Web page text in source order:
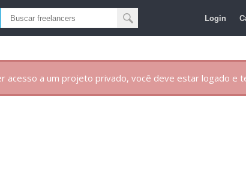
Login
acesso a um projeto privado, você deve estar logado e